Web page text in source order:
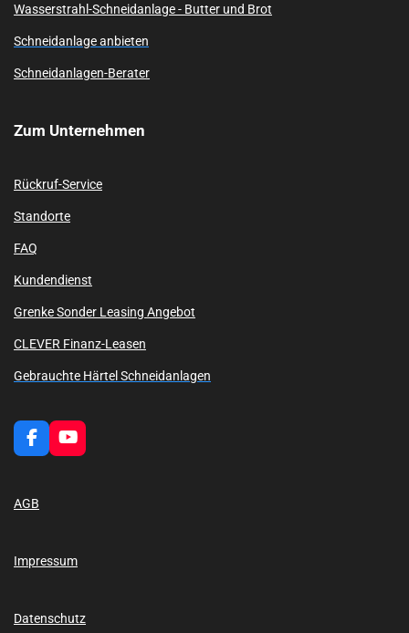
Wasserstrahl-Schneidanlage - Butter und Brot
Schneidanlage anbieten
Schneidanlagen-Berater
Zum Unternehmen
Rückruf-Service
Standorte
FAQ
Kundendienst
Grenke Sonder Leasing Angebot
CLEVER Finanz-Leasen
Gebrauchte Härtel Schneidanlagen
F
a
b
k
Y
o
AGB
Impressum
Datenschutz